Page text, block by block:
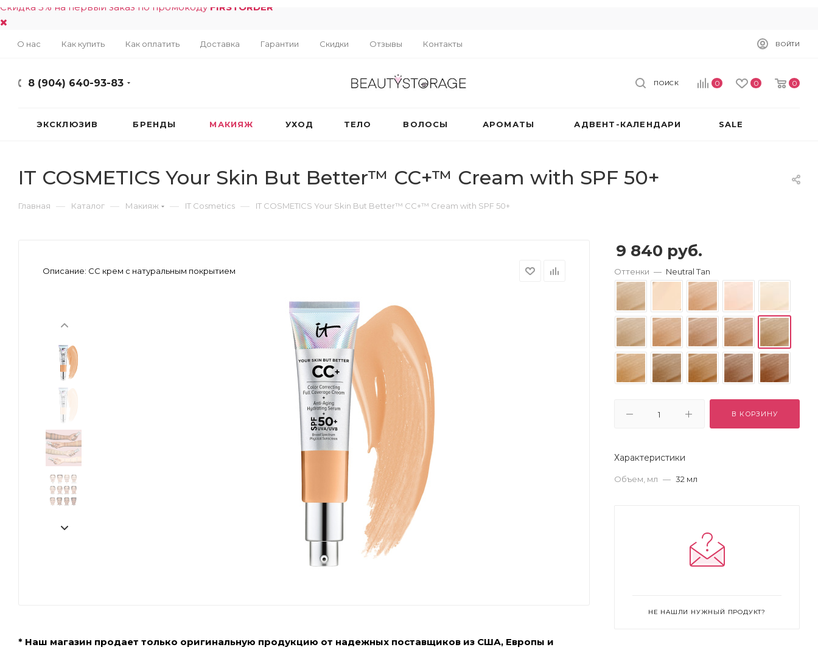
Скидка 5% на первый заказ по промокоду FIRSTORDER
О нас Как купить Как оплатить Доставка Гарантии Скидки Отзывы Контакты ВОЙТИ
8 (904) 640-93-83 0 0 0
ПОИСК
ЭКСКЛЮЗИВ БРЕНДЫ МАКИЯЖ УХОД ТЕЛО ВОЛОСЫ АРОМАТЫ АДВЕНТ-КАЛЕНДАРИ SALE
IT COSMETICS Your Skin But Better™ CC+™ Cream with SPF 50+
Главная — Каталог — Макияж — IT Cosmetics — IT COSMETICS Your Skin But Better™ CC+™ Cream with SPF 50+
Описание: CC крем с натуральным покрытием
* Наш магазин продает только оригинальную продукцию от надежных поставщиков из США, Европы и
9 840 руб.
Оттенки — Neutral Tan
В КОРЗИНУ
Характеристики
Объем, мл — 32 мл
НЕ НАШЛИ НУЖНЫЙ ПРОДУКТ?